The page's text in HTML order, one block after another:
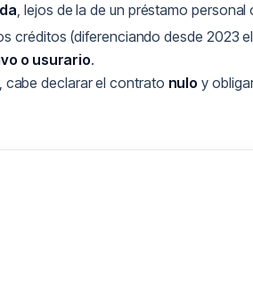
, lejos de la de un préstamo
créditos (diferenciando desde 2023
o usurario.
cabe declarar el contrato nulo y